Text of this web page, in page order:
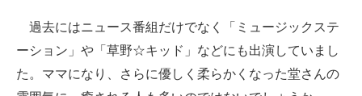
過去にはニュース番組だけでなく「ミュージックステ
ーション」や「草野☆キッド」などにも出演していまし
た。ママになり、さらに優しく柔らかくなった堂さんの